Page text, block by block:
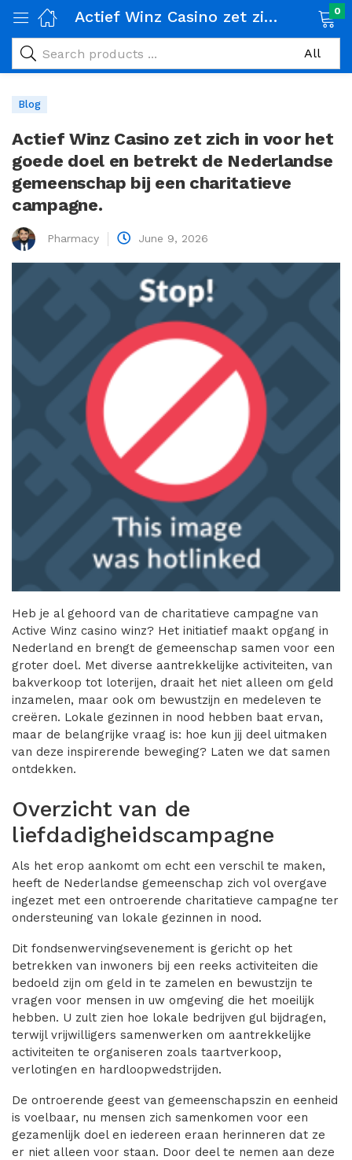
Actief Winz Casino zet zich in voor het goede doel en betrekt de Nederlandse gemeenschap bij een charitatieve campagne. 0
Blog
Actief Winz Casino zet zich in voor het
goede doel en betrekt de Nederlandse
gemeenschap bij een charitatieve
campagne.
Pharmacy June 9, 2026
Heb je al gehoord van de charitatieve campagne van
Active Winz casino winz? Het initiatief maakt opgang in
Nederland en brengt de gemeenschap samen voor een
groter doel. Met diverse aantrekkelijke activiteiten, van
bakverkoop tot loterijen, draait het niet alleen om geld
inzamelen, maar ook om bewustzijn en medeleven te
creëren. Lokale gezinnen in nood hebben baat ervan,
maar de belangrijke vraag is: hoe kun jij deel uitmaken
van deze inspirerende beweging? Laten we dat samen
ontdekken.
Overzicht van de
liefdadigheidscampagne
Als het erop aankomt om echt een verschil te maken,
heeft de Nederlandse gemeenschap zich vol overgave
ingezet met een ontroerende charitatieve campagne ter
ondersteuning van lokale gezinnen in nood.
Dit fondsenwervingsevenement is gericht op het
betrekken van inwoners bij een reeks activiteiten die
bedoeld zijn om geld in te zamelen en bewustzijn te
vragen voor mensen in uw omgeving die het moeilijk
hebben. U zult zien hoe lokale bedrijven gul bijdragen,
terwijl vrijwilligers samenwerken om aantrekkelijke
activiteiten te organiseren zoals taartverkoop,
verlotingen en hardloopwedstrijden.
De ontroerende geest van gemeenschapszin en eenheid
is voelbaar, nu mensen zich samenkomen voor een
gezamenlijk doel en iedereen eraan herinneren dat ze
er niet alleen voor staan. Door deel te nemen aan deze